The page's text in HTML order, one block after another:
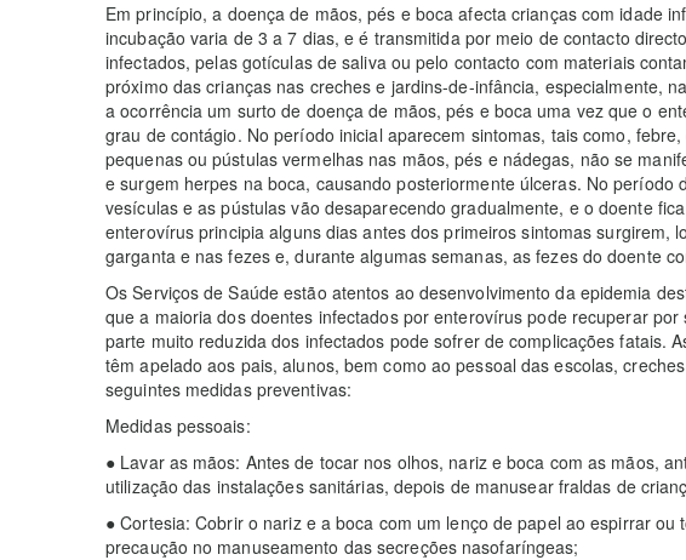
Em princípio, a doença de mãos, pés e boca afecta crianças com idade
incubação varia de 3 a 7 dias, e é transmitida por meio de contacto
infectados, pelas gotículas de saliva ou pelo contacto com materiais
próximo das crianças nas creches e jardins-de-infância, especialmente,
a ocorrência um surto de doença de mãos, pés e boca uma vez que o
grau de contágio. No período inicial aparecem sintomas, tais como,
pequenas ou pústulas vermelhas nas mãos, pés e nádegas, não se
e surgem herpes na boca, causando posteriormente úlceras. No período
vesículas e as pústulas vão desaparecendo gradualmente, e o doente
enterovírus principia alguns dias antes dos primeiros sintomas surgirem,
garganta e nas fezes e, durante algumas semanas, as fezes do doente
Os Serviços de Saúde estão atentos ao desenvolvimento da epidemia
que a maioria dos doentes infectados por enterovírus pode recuperar por
parte muito reduzida dos infectados pode sofrer de complicações fatais.
têm apelado aos pais, alunos, bem como ao pessoal das escolas,
seguintes medidas preventivas:
Medidas pessoais:
● Lavar as mãos: Antes de tocar nos olhos, nariz e boca com as mãos,
utilização das instalações sanitárias, depois de manusear fraldas de
● Cortesia: Cobrir o nariz e a boca com um lenço de papel ao espirrar ou
precaução no manuseamento das secreções nasofaríngeas;